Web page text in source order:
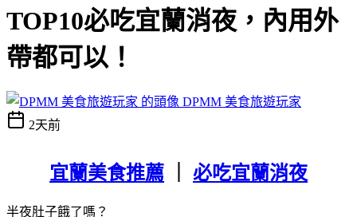
TOP10必吃宜蘭消夜，內用外
帶都可以！
DPMM 美食旅遊玩家
2天前
宜蘭美食推薦 必吃宜蘭消夜
半夜肚子餓了嗎？